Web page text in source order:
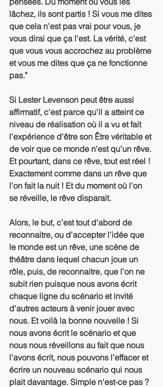
lâchez, ils sont partis ! Si vous me dites
que cela n'est pas vrai pour vous, je
vous dirai que ça l'est. La vérité, c'est
que vous vous accrochez au problème
et vous me dites que ça ne fonctionne
pas."
Si Lester Levenson peut être aussi
affirmatif, c'est parce qu'il a atteint ce
niveau de réalisation où il a vu et fait
l'expérience d'être son Être véritable et
de voir que ce monde n'est qu'un rêve.
Et pourtant, dans ce rêve, tout est réel !
Exactement comme dans un rêve que
l'on fait la nuit ! Et du moment où l'on
se réveille, le rêve disparait.
Alors, le but, c'est tout d'abord de
reconnaitre, ou d'accepter l'idée que
le monde est un rêve, une scène de
théâtre dans lequel chacun joue un
rôle, puis, de reconnaitre, que l'on ne
subit rien puisque nous avons écrit
chaque ligne du scénario et invité
d'autres acteurs à venir jouer avec
nous. Et voilà la bonne nouvelle ! Si
nous avons écrit le scénario et que
nous nous réveillons au fait que nous
l'avons écrit, nous pouvons l'effacer et
écrire un nouveau scénario qui nous
plait davantage. Simple n'est-ce pas ?